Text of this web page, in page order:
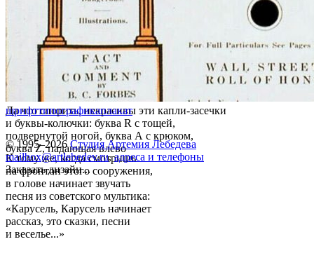
Да что спорить, некрасивы эти капли-засечки
и буквы-колючки: буква R c тощей,
подвернутой ногой, буква А с крюком,
буква Z, падающая влево
К тому же, когда смотришь
на фронтон этого сооружения,
в голове начинает звучать
песня из советского мультика:
«Карусель, Карусель начинает
рассказ, это сказки, песни
и веселье...»
шрифттипографикаплакат
© 1995–2026 Студия Артемия Лебедева
mailbox@artlebedev.ru, адреса и телефоны
Заказать дизайн...